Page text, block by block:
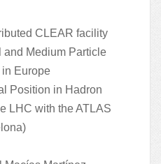
CLEAR facility
and Medium Particle
Europe
Position in Hadron
LHC with the ATLAS